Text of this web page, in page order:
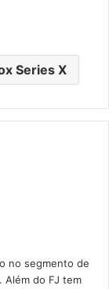
Series X
no segmento de
Além do FJ tem